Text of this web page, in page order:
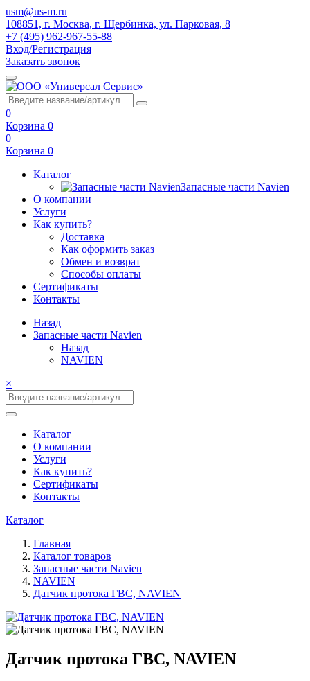
usm@us-m.ru
108851, г. Москва, г. Щербинка, ул. Парковая, 8
+7 (495) 962-967-55-88
Вход/Регистрация
Заказать звонок
0
Корзина 0
0
Корзина 0
Каталог
Запасные части Navien
О компании
Услуги
Как купить?
Доставка
Как оформить заказ
Обмен и возврат
Способы оплаты
Сертификаты
Контакты
Назад
Запасные части Navien
Назад
NAVIEN
×
Каталог
О компании
Услуги
Как купить?
Сертификаты
Контакты
Каталог
Главная
Каталог товаров
Запасные части Navien
NAVIEN
Датчик протока ГВС, NAVIEN
Датчик протока ГВС, NAVIEN